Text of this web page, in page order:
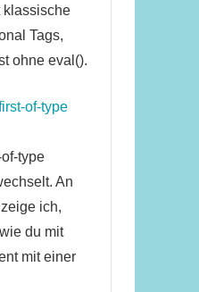
klassische
Tags,
ohne eval().
of-type
type
An
ich,
du mit
mit einer